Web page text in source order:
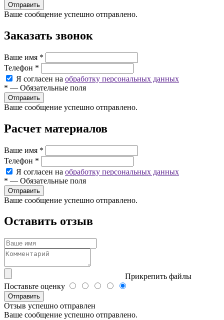
Ваше сообщение успешно отправлено.
Заказать звонок
Ваше имя *
Телефон *
Я согласен на обработку персональных данных
* — Обязательные поля
Ваше сообщение успешно отправлено.
Расчет материалов
Ваше имя *
Телефон *
Я согласен на обработку персональных данных
* — Обязательные поля
Ваше сообщение успешно отправлено.
Оставить отзыв
Прикрепить файлы
Поставьте оценку
Отправить
Отзыв успешно отправлен
Ваше сообщение успешно отправлено.